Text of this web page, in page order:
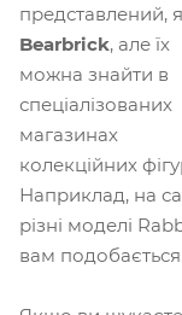
представлений,
Bearbrick, але їх
можна знайти в
спеціалізованих
магазинах
колекційних
Наприклад, на
різні моделі
вам